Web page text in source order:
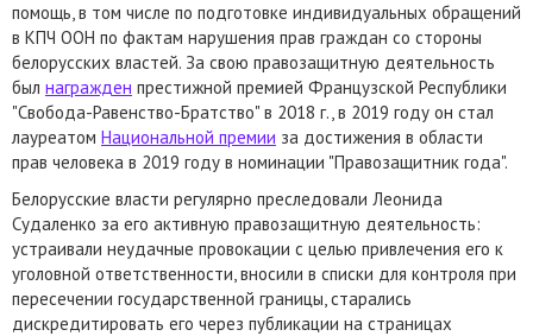
помощь, в том числе по подготовке индивидуальных обращений
в КПЧ ООН по фактам нарушения прав граждан со стороны
белорусских властей. За свою правозащитную деятельность
был награжден престижной премией Французской Республики
"Свобода-Равенство-Братство" в 2018 г., в 2019 году он стал
лауреатом Национальной премии за достижения в области
прав человека в 2019 году в номинации "Правозащитник года".
Белорусские власти регулярно преследовали Леонида
Судаленко за его активную правозащитную деятельность:
устраивали неудачные провокации с целью привлечения его к
уголовной ответственности, вносили в списки для контроля при
пересечении государственной границы, старались
дискредитировать его через публикации на страницах